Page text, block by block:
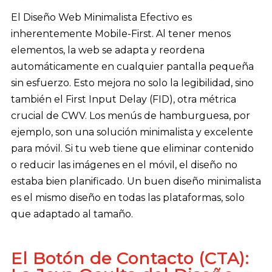
El Diseño Web Minimalista Efectivo es
inherentemente Mobile-First. Al tener menos
elementos, la web se adapta y reordena
automáticamente en cualquier pantalla pequeña
sin esfuerzo. Esto mejora no solo la legibilidad, sino
también el First Input Delay (FID), otra métrica
crucial de CWV. Los menús de hamburguesa, por
ejemplo, son una solución minimalista y excelente
para móvil. Si tu web tiene que eliminar contenido
o reducir las imágenes en el móvil, el diseño no
estaba bien planificado. Un buen diseño minimalista
es el mismo diseño en todas las plataformas, solo
que adaptado al tamaño.
El Botón de Contacto (CTA):